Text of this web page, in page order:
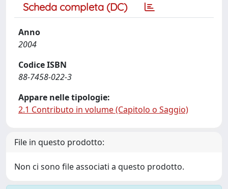
Scheda completa (DC)
Anno
2004
Codice ISBN
88-7458-022-3
Appare nelle tipologie:
2.1 Contributo in volume (Capitolo o Saggio)
File in questo prodotto:
Non ci sono file associati a questo prodotto.